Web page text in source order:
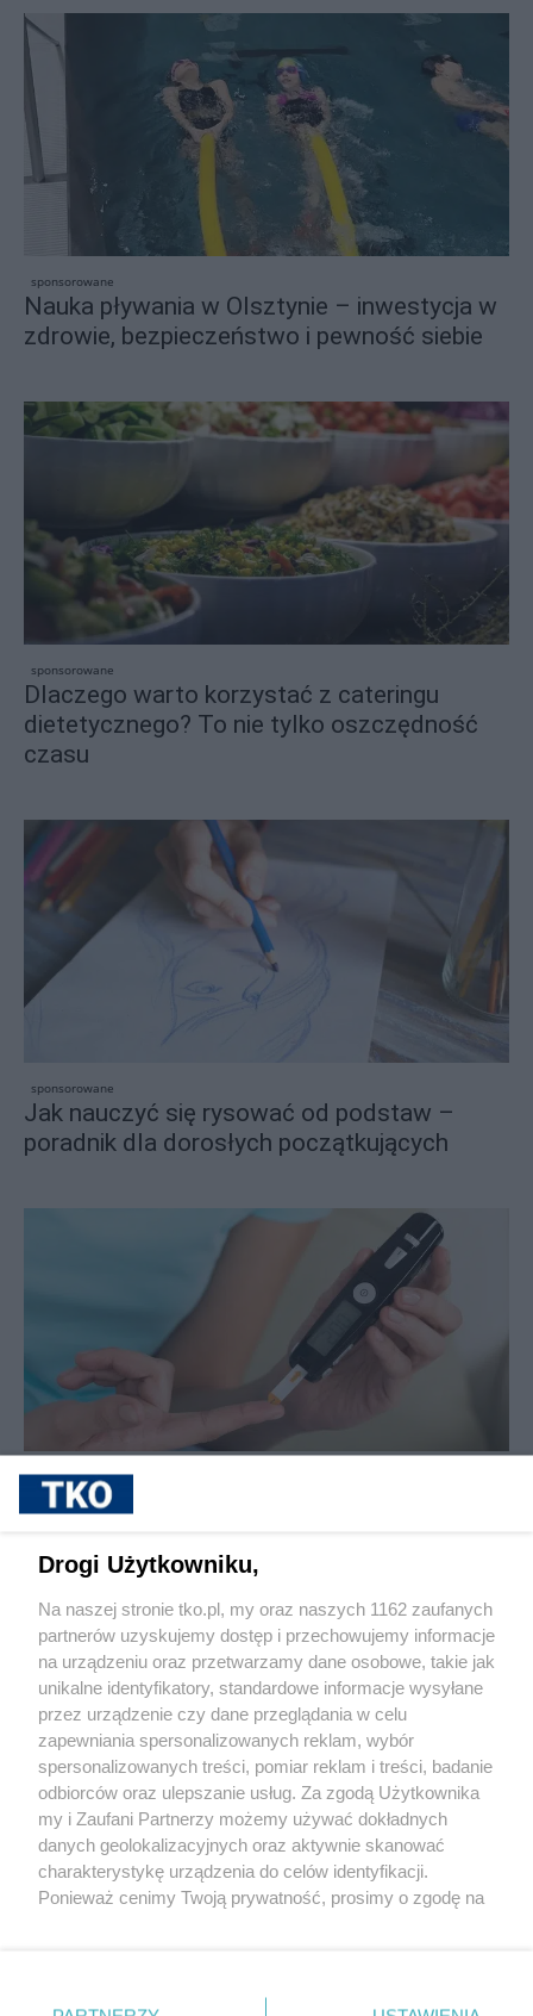
sponsorowane
Nauka pływania w Olsztynie – inwestycja w
zdrowie, bezpieczeństwo i pewność siebie
sponsorowane
Dlaczego warto korzystać z cateringu
dietetycznego? To nie tylko oszczędność
czasu
sponsorowane
Jak nauczyć się rysować od podstaw –
poradnik dla dorosłych początkujących
sponsorowane
Cukrzyca – cicha epidemia, która
możliwości leczenia i rosnąca rola
Pokaż więcej
Reklama Tematy Archiwum artykułów
Drogi Użytkowniku,
Na naszej stronie tko.pl, my oraz naszych 1162 zaufanych
partnerów uzyskujemy dostęp i przechowujemy informacje
na urządzeniu oraz przetwarzamy dane osobowe, takie jak
unikalne identyfikatory, standardowe informacje wysyłane
przez urządzenie czy dane przeglądania w celu
zapewniania spersonalizowanych reklam, wybór
spersonalizowanych treści, pomiar reklam i treści, badanie
odbiorców oraz ulepszanie usług. Za zgodą Użytkownika
my i Zaufani Partnerzy możemy używać dokładnych
danych geolokalizacyjnych oraz aktywnie skanować
charakterystykę urządzenia do celów identyfikacji.
Ponieważ cenimy Twoją prywatność, prosimy o zgodę na
znajdujący się w lewym dolnym rogu strony
. Niektóre